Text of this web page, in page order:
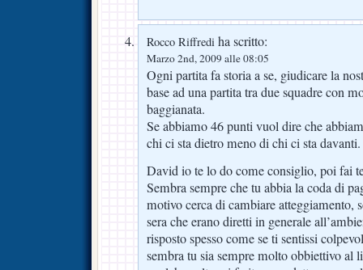
Rocco Riffredi ha scritto:
Marzo 2nd, 2009 alle 08:05
Ogni partita fa storia a se, giudicare la
base ad una partita tra due squadre con
baggianata.
Se abbiamo 46 punti vuol dire che
chi ci sta dietro meno di chi ci sta
David io te lo do come consiglio, poi fai
Sembra sempre che tu abbia la coda di
motivo cerca di cambiare atteggiamento,
sera che erano diretti in generale
risposto spesso come se ti sentissi
sembra tu sia sempre molto obbiettivo al